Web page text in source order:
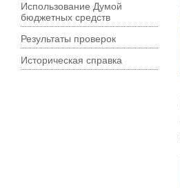
Использование Думой
бюджетных средств
Результаты проверок
Историческая справка